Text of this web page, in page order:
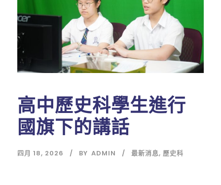
高中歷史科學生進行
國旗下的講話
四月 18, 2026 BY ADMIN 最新消息, 歷史科